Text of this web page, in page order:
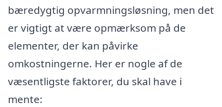
bæredygtig opvarmningsløsning, men det
er vigtigt at være opmærksom på de
elementer, der kan påvirke
omkostningerne. Her er nogle af de
væsentligste faktorer, du skal have i
mente: